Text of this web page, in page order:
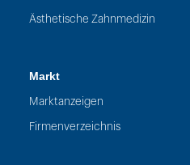
Ästhetische Zahnmedizin
Markt
Marktanzeigen
Firmenverzeichnis